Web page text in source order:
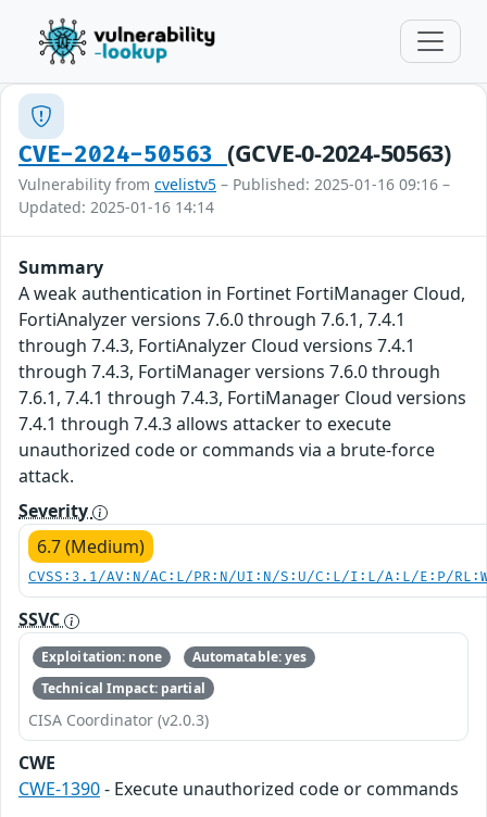
CVE-2024-50563 (GCVE-0-2024-50563)
Vulnerability from cvelistv5 – Published: 2025-01-16 09:16 –
Updated: 2025-01-16 14:14
Summary
A weak authentication in Fortinet FortiManager Cloud,
FortiAnalyzer versions 7.6.0 through 7.6.1, 7.4.1
through 7.4.3, FortiAnalyzer Cloud versions 7.4.1
through 7.4.3, FortiManager versions 7.6.0 through
7.6.1, 7.4.1 through 7.4.3, FortiManager Cloud versions
7.4.1 through 7.4.3 allows attacker to execute
unauthorized code or commands via a brute-force
attack.
Severity
6.7 (Medium)
CVSS:3.1/AV:N/AC:L/PR:N/UI:N/S:U/C:L/I:L/A:L/E:P/
SSVC
Exploitation: none
Automatable: yes
Technical Impact: partial
CISA Coordinator (v2.0.3)
CWE
CWE-1390- Execute unauthorized code or commands